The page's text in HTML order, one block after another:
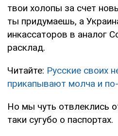
твои холопы за счет
ты придумаешь, а
инкассаторов в аналог
расклад.
Читайте: Русские своих
прикапывают молча и
Но мы чуть отвлеклись
таки сугубо о паспортах.